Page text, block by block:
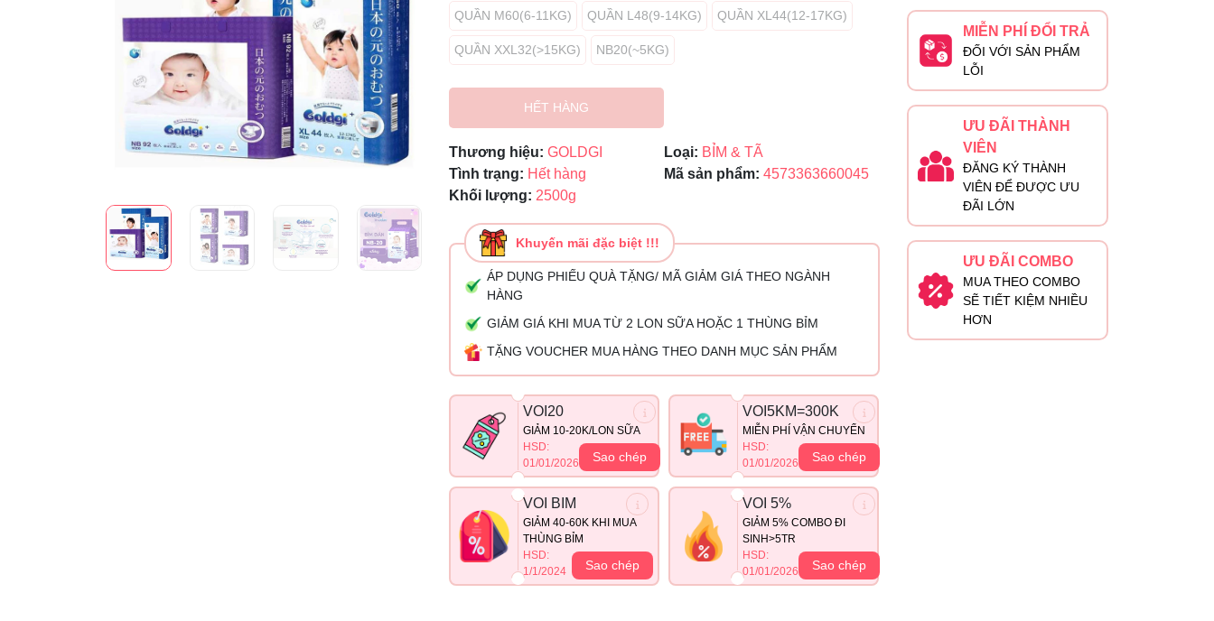
QUẦN M60(6-11KG) QUẦN L48(9-14KG) QUẦN XL44(12-17KG)
QUẦN XXL32(>15KG) NB20(~5KG)
HẾT HÀNG
Thương hiệu: GOLDGI Loại: BỈM & TÃ
Tình trạng: Hết hàng Mã sản phẩm: 4573363660045
Khối lượng: 2500g
Khuyến mãi đặc biệt !!!
ÁP DỤNG PHIẾU QUÀ TẶNG/ MÃ GIẢM GIÁ THEO NGÀNH
HÀNG
GIẢM GIÁ KHI MUA TỪ 2 LON SỮA HOẶC 1 THÙNG BỈM
TẶNG VOUCHER MUA HÀNG THEO DANH MỤC SẢN PHẨM
VOI20
GIẢM 10-20K/LON SỮA
HSD:
01/01/2026
Sao chép
VOI5KM=300K
MIỄN PHÍ VẬN CHUYỂN
HSD:
01/01/2026
Sao chép
VOI BIM
GIẢM 40-60K KHI MUA
THÙNG BỈM
HSD:
1/1/2024
Sao chép
VOI 5%
GIẢM 5% COMBO ĐI
SINH>5TR
HSD:
01/01/2026
Sao chép
Ngày hết hạn:
Điều kiện:
MIỄN PHÍ ĐỔI TRẢ
ĐỐI VỚI SẢN PHẨM
LỖI
ƯU ĐÃI THÀNH
VIÊN
ĐĂNG KÝ THÀNH
VIÊN ĐỂ ĐƯỢC ƯU
ĐÃI LỚN
ƯU ĐÃI COMBO
MUA THEO COMBO
SẼ TIẾT KIỆM NHIỀU
HƠN